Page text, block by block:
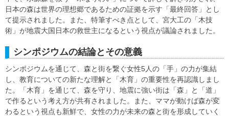
日本の森は世界の理想郷であるための証拠を示す「最終回答」とし
て提示されました。また、特筆すべき点として、宮大工の「木技
術」が地震大国日本の救世主になるという視点が議論されました。
シンポジウムの結論とその意義
シンポジウムを通じて、森と街を繋ぐ女性5人の「手」の力が集結
し、教育についての新たな理解と「木育」の重要性を再認識しまし
た。「木育」を通じて、森を守り、地震に強い街は「森」と「道」
で作るという考え方が共有されました。また、ママが動けば森が変
わるという視点も新鮮で、女性の力が未来の森と街を形成していく